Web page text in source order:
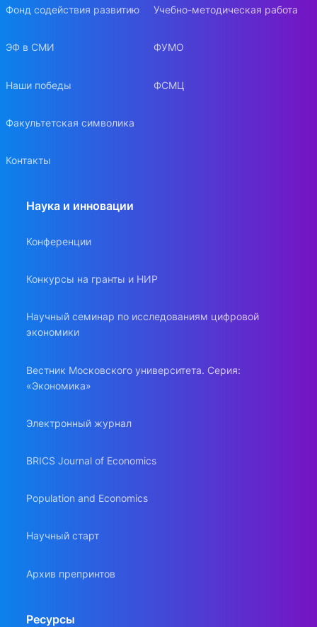
Фонд содействия развитию
ЭФ в СМИ
Наши победы
Факультетская символика
Контакты
Учебно-методическая работа
ФУМО
ФСМЦ
Наука и инновации
Конференции
Конкурсы на гранты и НИР
Научный семинар по исследованиям цифровой
экономики
Вестник Московского университета. Серия:
«Экономика»
Электронный журнал
BRICS Journal of Economics
Population and Economics
Научный старт
Архив препринтов
Ресурсы